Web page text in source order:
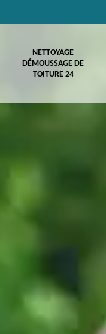
NETTOYAGE
DÉMOUSSAGE DE
TOITURE 24